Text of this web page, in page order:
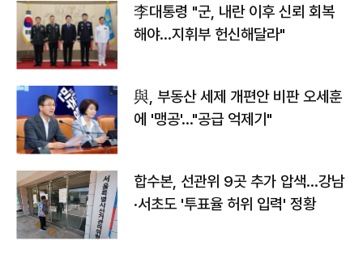
李대통령 "군, 내란 이후 신뢰 회복
해야…지휘부 헌신해달라"
與, 부동산 세제 개편안 비판 오세훈
에 '맹공'…"공급 억제기"
합수본, 선관위 9곳 추가 압색…강남
·서초도 '투표율 허위 입력' 정황